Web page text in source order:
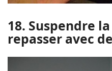
18. Suspendre
repasser avec